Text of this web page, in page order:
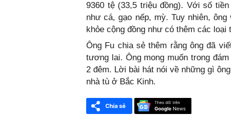
9360 tệ (33,5 triệu đồng). Với số
như cá, gạo nếp, mỳ. Tuy nhiên,
khỏe cộng đồng như có thêm các
Ông Fu chia sẻ thêm rằng ông đã
tương lai. Ông mong muốn trong
2 đêm. Lời bài hát nói về những gì
nhà tù ở Bắc Kinh.